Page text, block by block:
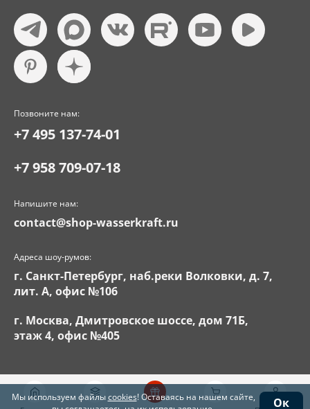
Позвоните нам:
+7 495 137-74-01
+7 958 709-07-18
Напишите нам:
contact@shop-wasserkraft.ru
Адреса шоу-румов:
г. Санкт-Петербург, наб.реки Волковки, д. 7,
лит. А, офис №106
г. Москва, Дмитровское шоссе, дом 71Б,
этаж 4, офис №405
Мы используем файлыcookies! Оставаясь на нашем сайте,
Ок